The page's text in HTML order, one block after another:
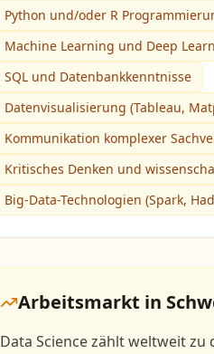
Python und/oder R
Machine Learning und Deep
SQL und Datenbankkenntnisse
Datenvisualisierung (Tableau,
Kommunikation komplexer
Kritisches Denken und
Big-Data-Technologien (Spark,
Arbeitsmarkt in
Data Science zählt weltweit